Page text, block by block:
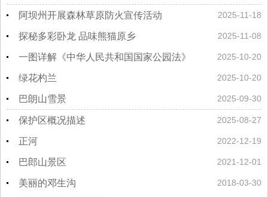
2025-11-18
阿坝州开展森林草原防火宣传活动
2025-11-08
探秘多彩卧龙 品味熊猫原乡
2025-10-20
一图详解《中华人民共和国国家公园法》
2025-10-20
绿花杓兰
2025-09-30
巴朗山雪景
2025-08-27
保护区概况描述
2022-12-19
正河
2021-12-01
巴郎山景区
2018-03-30
美丽的邓生沟